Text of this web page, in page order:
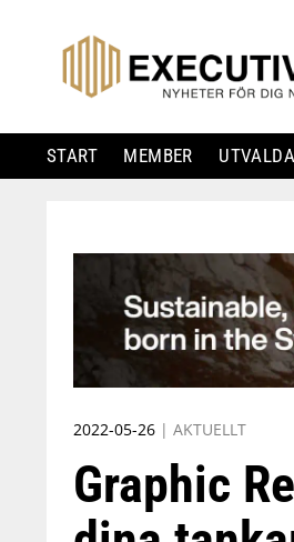
START MEMBER
2022-05-26 | AKTUELLT
Graphic